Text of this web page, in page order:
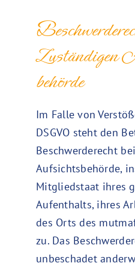
Behörde
Im Falle von
DSGVO steht den
Beschwerderecht
Aufsichtsbehörde,
Mitgliedstaat ihres
Aufenthalts, ihres
des Orts des
zu. Das
unbeschadet